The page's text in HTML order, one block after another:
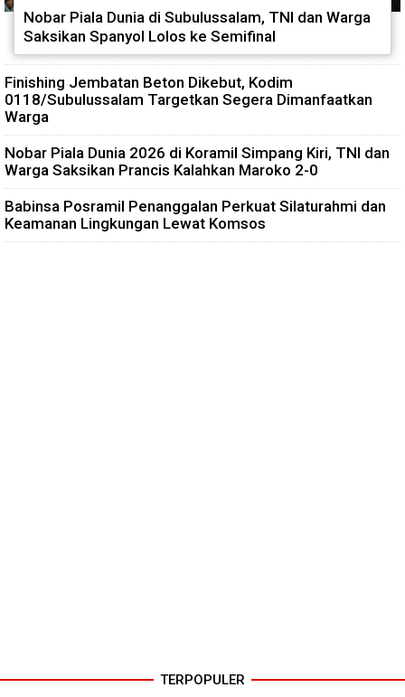
Nobar Piala Dunia di Subulussalam, TNI dan Warga
Saksikan Spanyol Lolos ke Semifinal
Finishing Jembatan Beton Dikebut, Kodim
0118/Subulussalam Targetkan Segera Dimanfaatkan
Warga
Nobar Piala Dunia 2026 di Koramil Simpang Kiri, TNI dan
Warga Saksikan Prancis Kalahkan Maroko 2-0
Babinsa Posramil Penanggalan Perkuat Silaturahmi dan
Keamanan Lingkungan Lewat Komsos
TERPOPULER